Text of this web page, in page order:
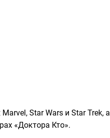
Star Wars и Star Trek, а
«Доктора Кто».